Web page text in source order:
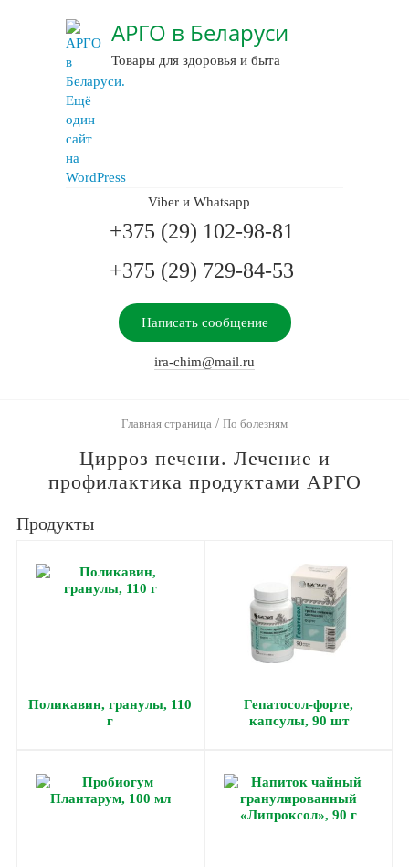
АРГО в Беларуси
Товары для здоровья и быта
Viber и Whatsapp
+375 (29) 102-98-81
+375 (29) 729-84-53
Написать сообщение
ira-chim@mail.ru
Главная страница / По болезням
Цирроз печени. Лечение и
профилактика продуктами АРГО
Продукты
Поликавин, гранулы, 110
г
Гепатосол-форте,
капсулы, 90 шт